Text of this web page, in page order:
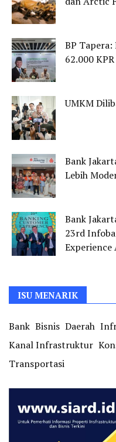
BP Tapera:
62.000
UMKM
Bank
Lebih
Bank
23rd
ISU MENARIK
Bank Bisnis Daerah
Kanal Infrastruktur
Transportasi